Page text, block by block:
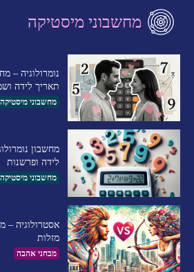
מחשבוני מיסטיקה
נומרולוגיה –
תאריך לידה
מחשבוני מיסטיקה
מחשבון
לידה ופרשנות
מחשבוני מיסטיקה
אסטרולוגיה –
מזלות
מבחני אהבה